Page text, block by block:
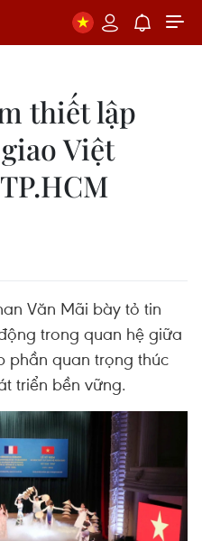
thiết lập
Việt
Văn Mãi bày tỏ tin
trong quan hệ giữa
phần quan trọng thúc
triển bền vững.